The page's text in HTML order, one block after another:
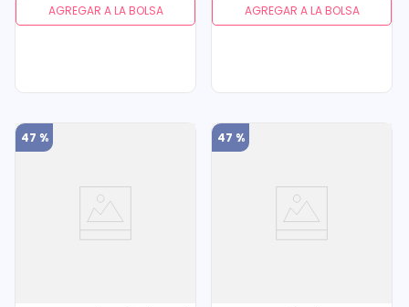
AGREGAR A LA BOLSA
AGREGAR A LA BOLSA
47 % 47 %